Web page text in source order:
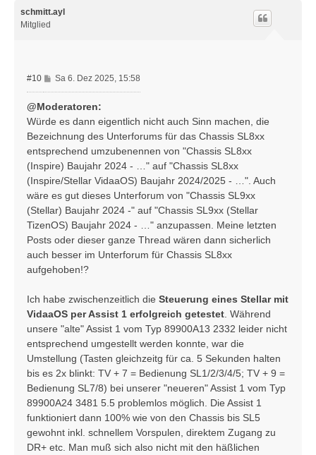
schmitt.ayl
Mitglied
#10
B
e
r
a
g
Sa 6. Dez 2025, 15:58
@Moderatoren:
Würde es dann eigentlich nicht auch Sinn machen, die
Bezeichnung des Unterforums für das Chassis SL8xx
entsprechend umzubenennen von "Chassis SL8xx
(Inspire) Baujahr 2024 - …" auf "Chassis SL8xx
(Inspire/Stellar VidaaOS) Baujahr 2024/2025 - …". Auch
wäre es gut dieses Unterforum von "Chassis SL9xx
(Stellar) Baujahr 2024 -" auf "Chassis SL9xx (Stellar
TizenOS) Baujahr 2024 - …" anzupassen. Meine letzten
Posts oder dieser ganze Thread wären dann sicherlich
auch besser im Unterforum für Chassis SL8xx
aufgehoben!?
Ich habe zwischenzeitlich die Steuerung eines Stellar mit
VidaaOS per Assist 1 erfolgreich getestet . Während
unsere "alte" Assist 1 vom Typ 89900A13 2332 leider nicht
entsprechend umgestellt werden konnte, war die
Umstellung (Tasten gleichzeitg für ca. 5 Sekunden halten
bis es 2x blinkt: TV + 7 = Bedienung SL1/2/3/4/5; TV + 9 =
Bedienung SL7/8) bei unserer "neueren" Assist 1 vom Typ
89900A24 3481 5.5 problemlos möglich. Die Assist 1
funktioniert dann 100% wie von den Chassis bis SL5
gewohnt inkl. schnellem Vorspulen, direktem Zugang zu
DR+ etc. Man muß sich also nicht mit den häßlichen